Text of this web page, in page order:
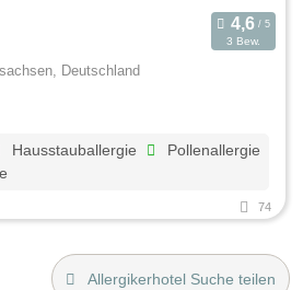
3 Bew.
Deutschland
Hausstauballergie
Pollenallergie
74
Allergikerhotel Suche teilen